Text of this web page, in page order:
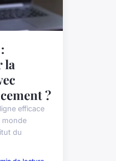
la
?
efficace
monde
du